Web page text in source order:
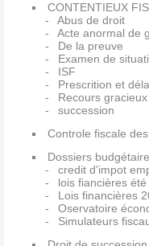
CONTENTIEUX
Abus de droit
Acte anormal de
De la preuve
Examen de
ISF
Prescrition et
Recours gracieux
succession
Controle fiscale
Dossiers
credit d'impot
lois fiancières été
Lois financières
Oservatoire
Simulateurs